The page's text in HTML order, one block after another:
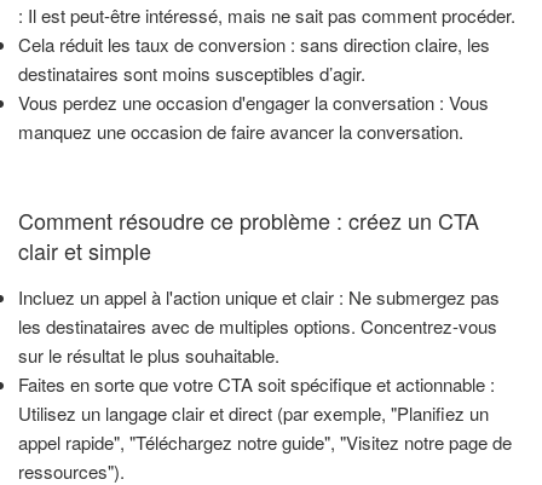
: Il est peut-être intéressé, mais ne sait pas comment procéder.
Cela réduit les taux de conversion : sans direction claire, les
destinataires sont moins susceptibles d’agir.
Vous perdez une occasion d'engager la conversation : Vous
manquez une occasion de faire avancer la conversation.
Comment résoudre ce problème : créez un CTA
clair et simple
Incluez un appel à l'action unique et clair : Ne submergez pas
les destinataires avec de multiples options. Concentrez-vous
sur le résultat le plus souhaitable.
Faites en sorte que votre CTA soit spécifique et actionnable :
Utilisez un langage clair et direct (par exemple, "Planifiez un
appel rapide", "Téléchargez notre guide", "Visitez notre page de
ressources").